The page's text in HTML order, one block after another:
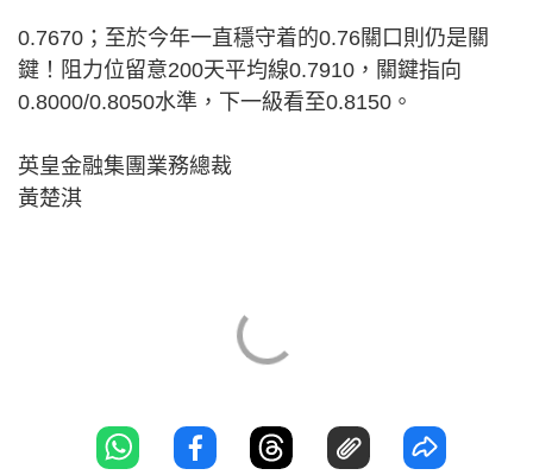
0.7670；至於今年一直穩守着的0.76關口則仍是關
鍵！阻力位留意200天平均線0.7910，關鍵指向
0.8000/0.8050水準，下一級看至0.8150。
英皇金融集團業務總裁
黃楚淇